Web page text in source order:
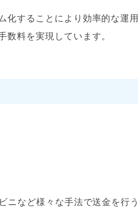
化することにより効率的な運用
料を実現しています。
ニなど様々な手法で送金を行う